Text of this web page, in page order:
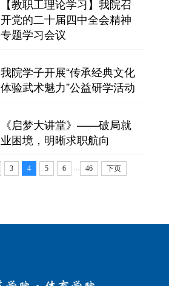
【教职工理论学习】我院召
开党的二十届四中全会精神
专题学习会议
我院学子开展“传承经典文化
体验武术魅力”公益研学活动
《启梦大讲堂》——破局就
业困境，明晰求职航向
3 4 5 6 46 下页